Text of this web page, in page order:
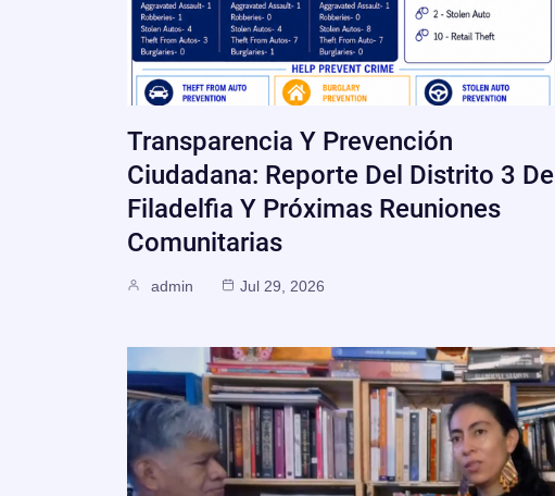
Transparencia Y Prevención
Ciudadana: Reporte Del Distrito 3 De
Filadelfia Y Próximas Reuniones
Comunitarias
admin Jul 29, 2026